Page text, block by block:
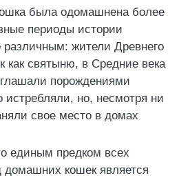
была одомашнена более
периоды истории
жители Древнего
как святыню, в Средние века
порождениями
истребляли, но, несмотря ни
свое место в домах
единым предком всех
домашних кошек является